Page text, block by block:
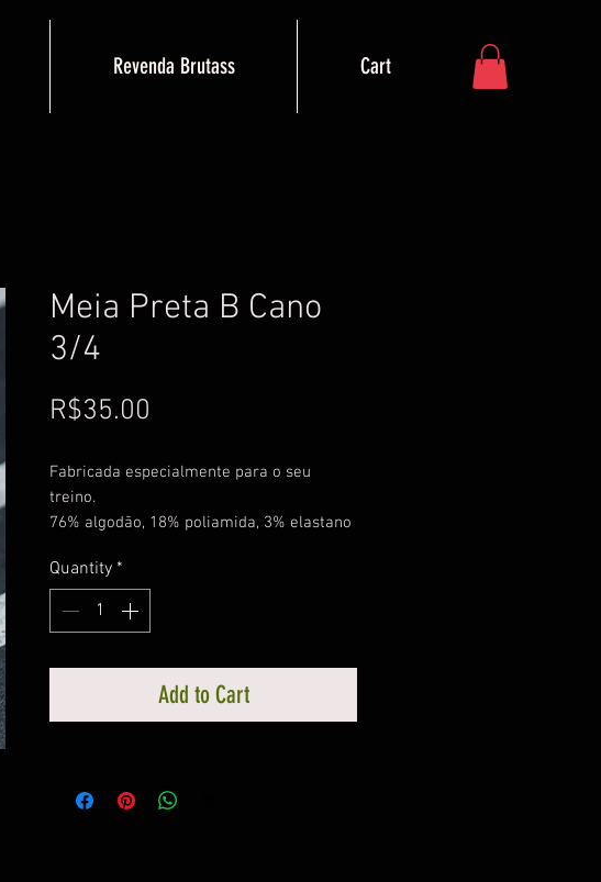
Revenda Brutass Cart
Meia Preta B Cano
3/4
R$35.00
Fabricada especialmente para o seu
treino.
76% algodão, 18% poliamida, 3% elastano
Tamanho Único
Quantity *
Add to Cart